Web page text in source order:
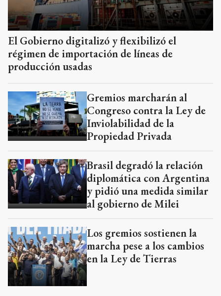
El Gobierno digitalizó y flexibilizó el
régimen de importación de líneas de
producción usadas
Gremios marcharán al
Congreso contra la Ley de
Inviolabilidad de la
Propiedad Privada
Brasil degradó la relación
diplomática con Argentina
y pidió una medida similar
al gobierno de Milei
Los gremios sostienen la
marcha pese a los cambios
en la Ley de Tierras